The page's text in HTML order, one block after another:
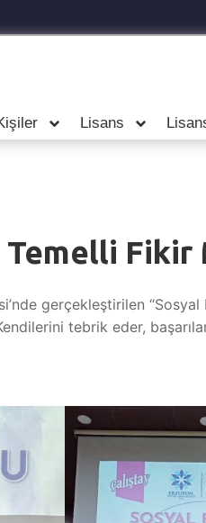
Lisans
Fikir
gerçekleştirilen
tebrik eder,